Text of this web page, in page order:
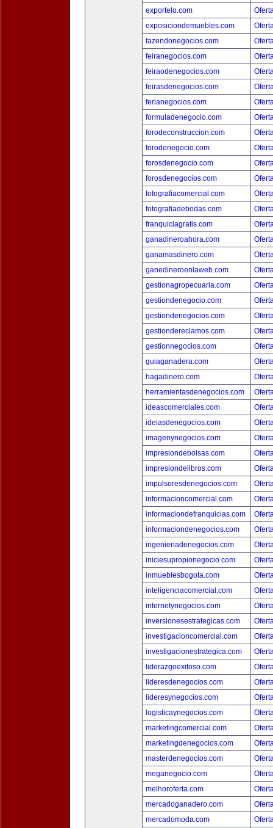
exportelo.com
exposiciondemuebles.com
fazendonegocios.com
feiranegocios.com
feiraodenegocios.com
feirasdenegocios.com
ferianegocios.com
formuladenegocio.com
forodeconstruccion.com
forodenegocio.com
forosdenegocio.com
forosdenegocios.com
fotografiacomercial.com
fotografiadebodas.com
franquiciagratis.com
ganadineroahora.com
ganamasdinero.com
ganedineroenlaweb.com
gestionagropecuaria.com
gestiondenegocio.com
gestiondenegocios.com
gestiondereclamos.com
gestionnegocios.com
guiaganadera.com
hagadinero.com
herramientasdenegocios.com
ideascomerciales.com
ideiasdenegocios.com
imagenynegocios.com
impresiondebolsas.com
impresiondelibros.com
impulsoresdenegocios.com
informacioncomercial.com
informaciondefranquicias.com
informaciondenegocios.com
ingenieriadenegocios.com
iniciesupropionegocio.com
inmueblesbogota.com
inteligenciacomercial.com
internetynegocios.com
inversionesestrategicas.com
investigacioncomercial.com
investigacionestrategica.com
liderazgoexitoso.com
lideresdenegocios.com
lideresynegocios.com
logisticaynegocios.com
marketingcomercial.com
marketingdenegocios.com
masterdenegocios.com
meganegocio.com
melhoroferta.com
mercadoganadero.com
mercadomoda.com